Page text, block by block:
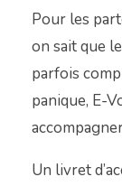
Pour les
on sait que
parfois
panique, E-
Un livret